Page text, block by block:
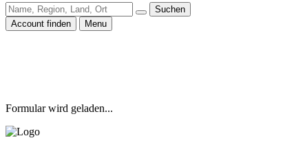
Suchen
Account finden
Menu
Formular wird geladen...